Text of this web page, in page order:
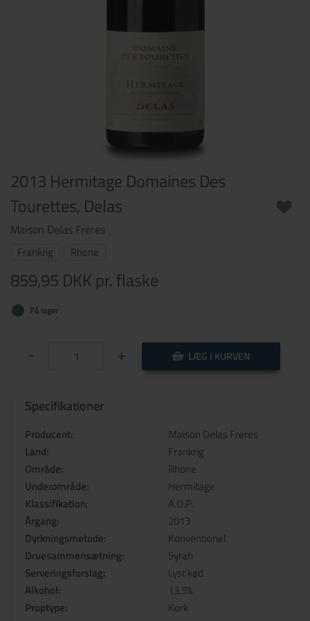
2013 Hermitage Domaines Des
Tourettes, Delas
Maison Delas Freres
Frankrig Rhone
859,95 DKK pr. flaske
På lager
- + LÆG I KURVEN
Specifikationer
Producent:
Maison Delas Freres
Land:
Frankrig
Område:
Rhone
Underområde:
Hermitage
Klassifikation:
A.O.P.
Årgang:
2013
Dyrkningsmetode:
Konventionel
Druesammensætning:
Syrah
Serveringsforslag:
Lyst kød
Alkohol:
13,5%
Proptype:
Kork